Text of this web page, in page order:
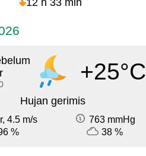
12 h 33 min
+25°C
Hujan gerimis
4.5 m/s
763 mmHg
%
38 %